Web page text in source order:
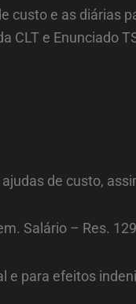
custo e as diárias
CLT e Enunciado
de custo,
Salário – Res.
e para efeitos